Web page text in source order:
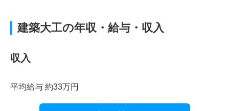
建築大工の年収・給与・収入
収入
平均給与 約33万円